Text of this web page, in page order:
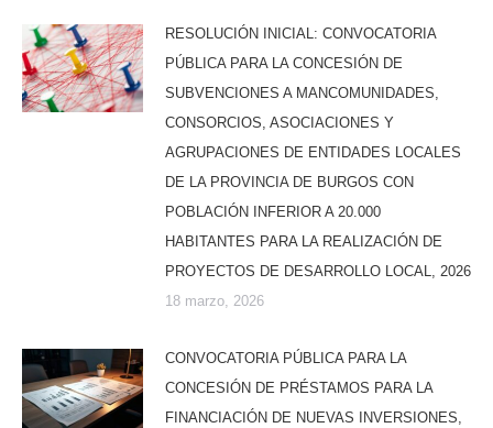
RESOLUCIÓN INICIAL: CONVOCATORIA
PÚBLICA PARA LA CONCESIÓN DE
SUBVENCIONES A MANCOMUNIDADES,
CONSORCIOS, ASOCIACIONES Y
AGRUPACIONES DE ENTIDADES LOCALES
DE LA PROVINCIA DE BURGOS CON
POBLACIÓN INFERIOR A 20.000
HABITANTES PARA LA REALIZACIÓN DE
PROYECTOS DE DESARROLLO LOCAL, 2026
18 marzo, 2026
CONVOCATORIA PÚBLICA PARA LA
CONCESIÓN DE PRÉSTAMOS PARA LA
FINANCIACIÓN DE NUEVAS INVERSIONES,